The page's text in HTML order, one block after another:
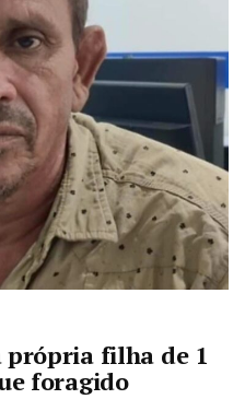
própria filha de 1
foragido